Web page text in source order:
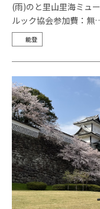
(雨)のと里山里海ミュ
ルック協会参加費：無
能登